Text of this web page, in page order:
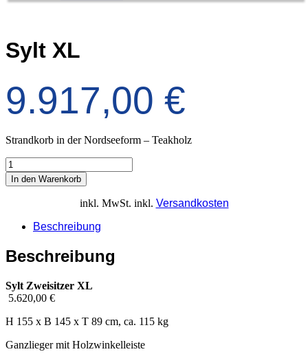
Sylt XL
9.917,00 €
Strandkorb in der Nordseeform – Teakholz
In den Warenkorb
inkl. MwSt. inkl. Versandkosten
Beschreibung
Beschreibung
Sylt Zweisitzer XL
5.620,00 €
H 155 x B 145 x T 89 cm, ca. 115 kg
Ganzlieger mit Holzwinkelleiste